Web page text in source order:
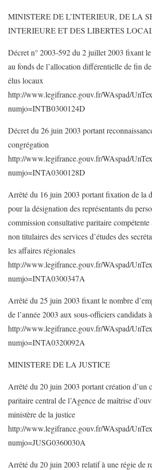
MINISTERE DE L’INTERIEUR, DE LA
INTERIEURE ET DES LIBERTES
Décret n° 2003-592 du 2 juillet 2003 fixant
au fonds de l’allocation différentielle de fin
élus locaux
http://www.legifrance.gouv.fr/WAspad/
numjo=INTB0300124D
Décret du 26 juin 2003 portant
congrégation
http://www.legifrance.gouv.fr/WAspad/
numjo=INTA0300128D
Arrêté du 16 juin 2003 portant fixation de la
pour la désignation des représentants du
commission consultative paritaire compétente
non titulaires des services d’études des
les affaires régionales
http://www.legifrance.gouv.fr/WAspad/
numjo=INTA0300347A
Arrêté du 25 juin 2003 fixant le nombre
de l’année 2003 aux sous-officiers candidats
http://www.legifrance.gouv.fr/WAspad/
numjo=INTA0320092A
MINISTERE DE LA JUSTICE
Arrêté du 20 juin 2003 portant création d’un
paritaire central de l’Agence de maîtrise
ministère de la justice
http://www.legifrance.gouv.fr/WAspad/
numjo=JUSG0360030A
Arrêté du 20 juin 2003 relatif à une régie de